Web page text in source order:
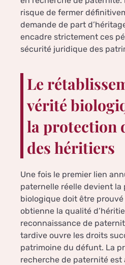
risque de fermer
demande de part
encadre strictement ces
sécurité juridique des
Le
vérité
la protection
des héritiers
Une fois le premier lien
paternelle réelle devient la
biologique doit être
obtienne la qualité
reconnaissance de
tardive ouvre les droits
patrimoine du défunt. La
recherche de paternité est